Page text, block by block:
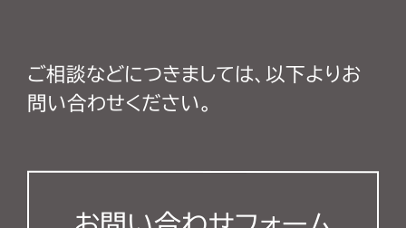
ご相談などにつきましては、以下よりお
問い合わせください。